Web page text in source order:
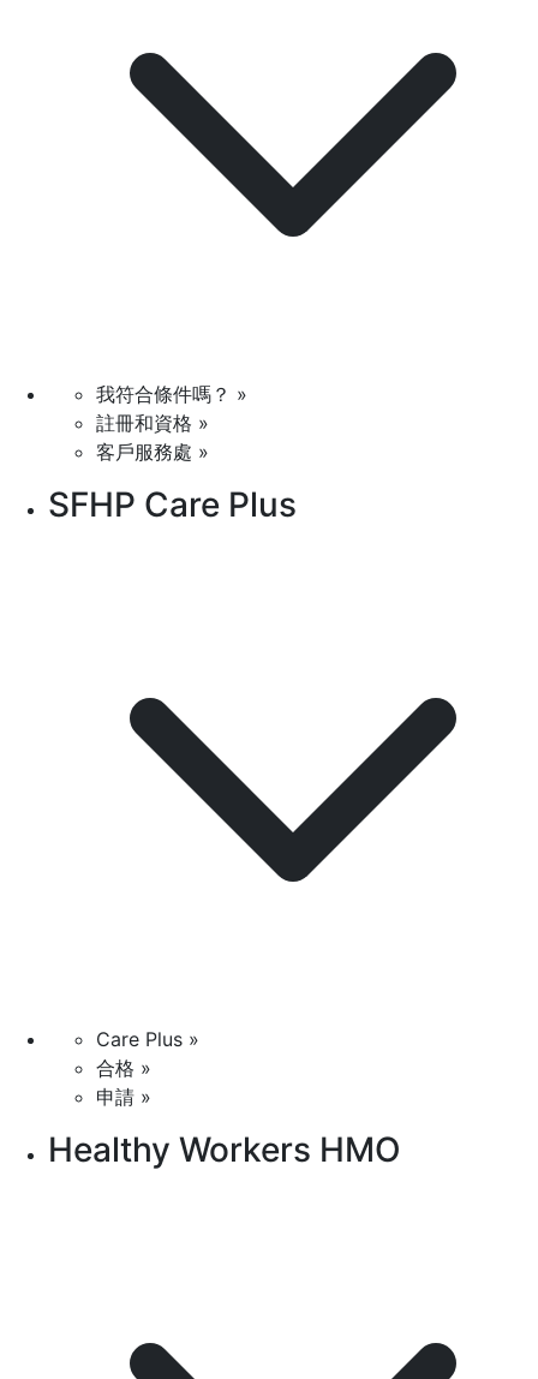
我符合條件嗎？ »
註冊和資格 »
客戶服務處 »
SFHP Care Plus
Care Plus »
合格 »
申請 »
Healthy Workers HMO